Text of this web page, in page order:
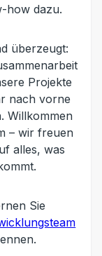
how dazu.
überzeugt:
Projekte
nach vorne
Willkommen
– wir freuen
alles, was
Sie